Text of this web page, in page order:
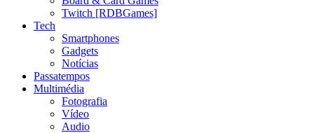
Twitch [RDBGames]
Tech
Smartphones
Gadgets
Notícias
Passatempos
Multimédia
Fotografia
Vídeo
Audio